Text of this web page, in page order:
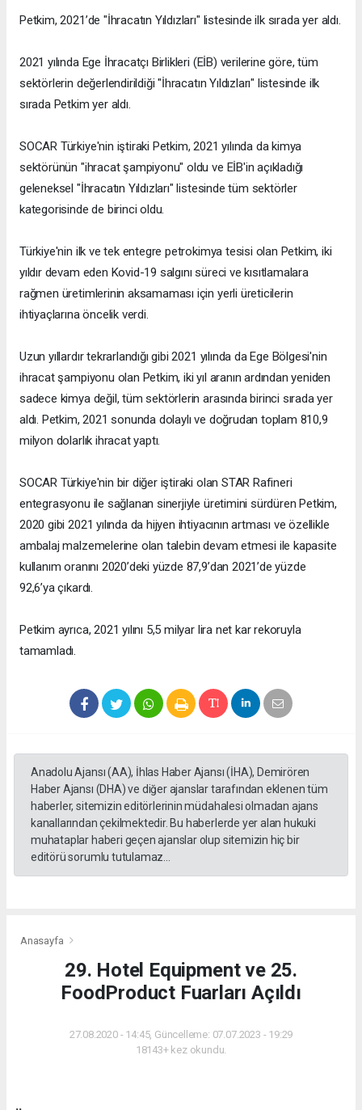
Petkim, 2021’de "İhracatın Yıldızları" listesinde ilk sırada yer aldı.
2021 yılında Ege İhracatçı Birlikleri (EİB) verilerine göre, tüm
sektörlerin değerlendirildiği "İhracatın Yıldızları" listesinde ilk
sırada Petkim yer aldı.
SOCAR Türkiye'nin iştiraki Petkim, 2021 yılında da kimya
sektörünün "ihracat şampiyonu" oldu ve EİB'in açıkladığı
geleneksel "İhracatın Yıldızları" listesinde tüm sektörler
kategorisinde de birinci oldu.
Türkiye'nin ilk ve tek entegre petrokimya tesisi olan Petkim, iki
yıldır devam eden Kovid-19 salgını süreci ve kısıtlamalara
rağmen üretimlerinin aksamaması için yerli üreticilerin
ihtiyaçlarına öncelik verdi.
Uzun yıllardır tekrarlandığı gibi 2021 yılında da Ege Bölgesi'nin
ihracat şampiyonu olan Petkim, iki yıl aranın ardından yeniden
sadece kimya değil, tüm sektörlerin arasında birinci sırada yer
aldı. Petkim, 2021 sonunda dolaylı ve doğrudan toplam 810,9
milyon dolarlık ihracat yaptı.
SOCAR Türkiye'nin bir diğer iştiraki olan STAR Rafineri
entegrasyonu ile sağlanan sinerjiyle üretimini sürdüren Petkim,
2020 gibi 2021 yılında da hijyen ihtiyacının artması ve özellikle
ambalaj malzemelerine olan talebin devam etmesi ile kapasite
kullanım oranını 2020’deki yüzde 87,9’dan 2021’de yüzde
92,6’ya çıkardı.
Petkim ayrıca, 2021 yılını 5,5 milyar lira net kar rekoruyla
tamamladı.
Anadolu Ajansı (AA), İhlas Haber Ajansı (İHA), Demirören
Haber Ajansı (DHA) ve diğer ajanslar tarafından eklenen tüm
haberler, sitemizin editörlerinin müdahalesi olmadan ajans
kanallarından çekilmektedir. Bu haberlerde yer alan hukuki
muhataplar haberi geçen ajanslar olup sitemizin hiç bir
editörü sorumlu tutulamaz...
Anasayfa
29. Hotel Equipment ve 25.
FoodProduct Fuarları Açıldı
27.08.2020 - 14:45, Güncelleme: 07.07.2023 - 19:29
18143+ kez okundu.